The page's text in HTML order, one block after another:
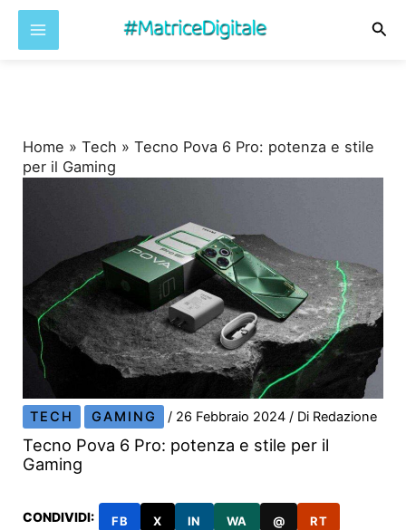
Home »Tech »Tecno Pova 6 Pro: potenza e stile
per il Gaming
TECH GAMING / 26 Febbraio 2024 / Di Redazione
Tecno Pova 6 Pro: potenza e stile per il
Gaming
CONDIVIDI: FB X IN WA @ RT